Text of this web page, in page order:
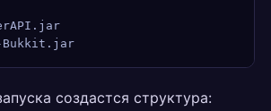
Bukkit.jar
создастся структура: